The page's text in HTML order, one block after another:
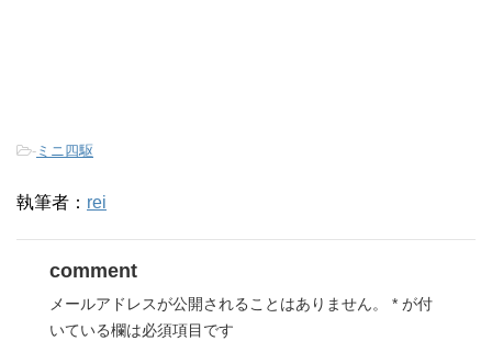
- ミニ四駆
執筆者： rei
comment
メールアドレスが公開されることはありません。 * が付
いている欄は必須項目です